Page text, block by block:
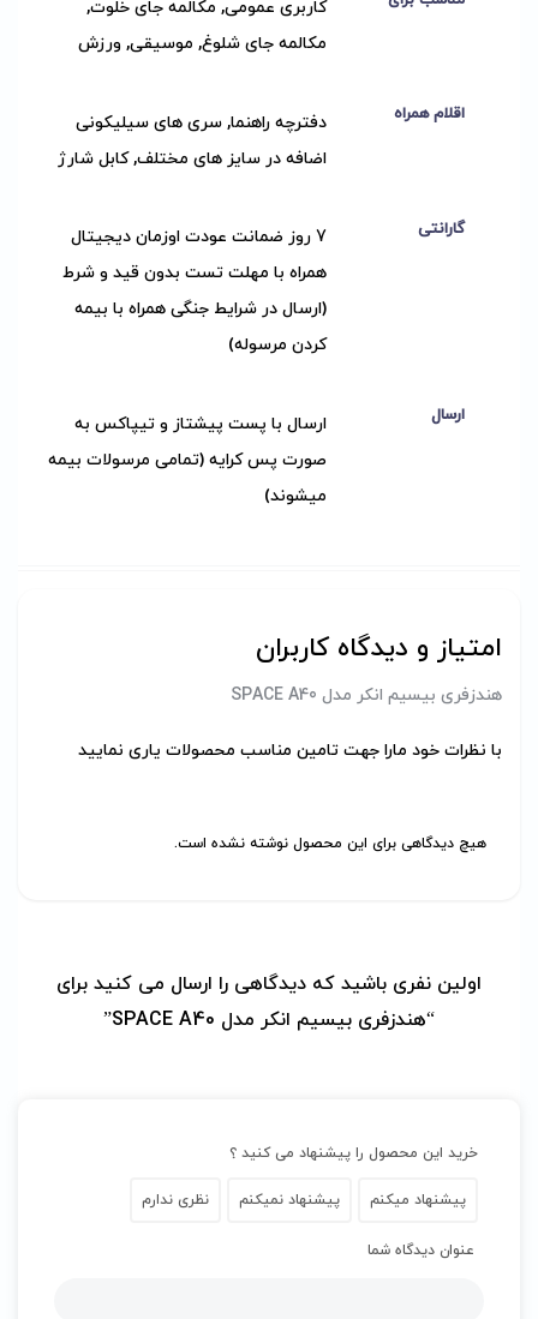
کاربری عمومی, مکالمه جای خلوت,
مکالمه جای شلوغ, موسیقی, ورزش
اقلام همراه
دفترچه راهنما, سری های سیلیکونی
اضافه در سایز های مختلف, کابل شارژ
گارانتی
7 روز ضمانت عودت اوزمان دیجیتال
همراه با مهلت تست بدون قید و شرط
(ارسال در شرایط جنگی همراه با بیمه
کردن مرسوله)
ارسال
ارسال با پست پیشتاز و تیپاکس به
صورت پس کرایه (تمامی مرسولات بیمه
میشوند)
امتیاز و دیدگاه کاربران
هندزفری بیسیم انکر مدل SPACE A40
با نظرات خود مارا جهت تامین مناسب محصولات یاری نمایید
هیچ دیدگاهی برای این محصول نوشته نشده است.
اولین نفری باشید که دیدگاهی را ارسال می کنید برای
“هندزفری بیسیم انکر مدل SPACE A40”
خرید این محصول را پیشنهاد می کنید ؟
پیشنهاد میکنم پیشنهاد نمیکنم نظری ندارم
عنوان دیدگاه شما